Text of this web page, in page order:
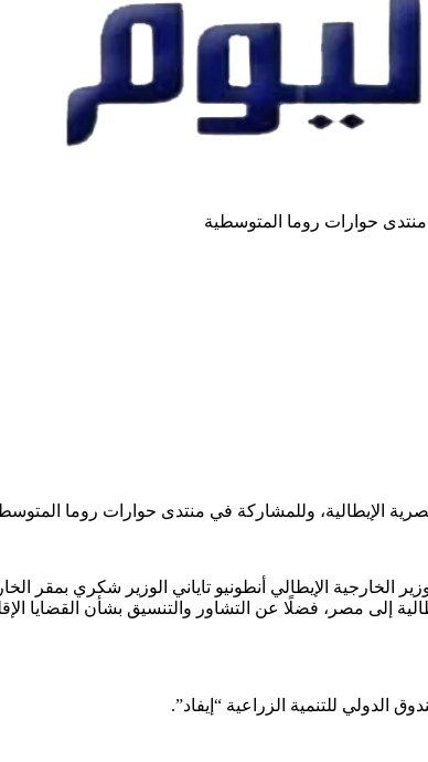
منتدى حوارات روما المتوسطية
الإيطالية، وللمشاركة في منتدى حوارات روما
الإيطالي أنطونيو تاياني الوزير شكري بمقر
إلى مصر، فضلًا عن التشاور والتنسيق بشأن القضايا
الدولي للتنمية الزراعية “إيفاد”.